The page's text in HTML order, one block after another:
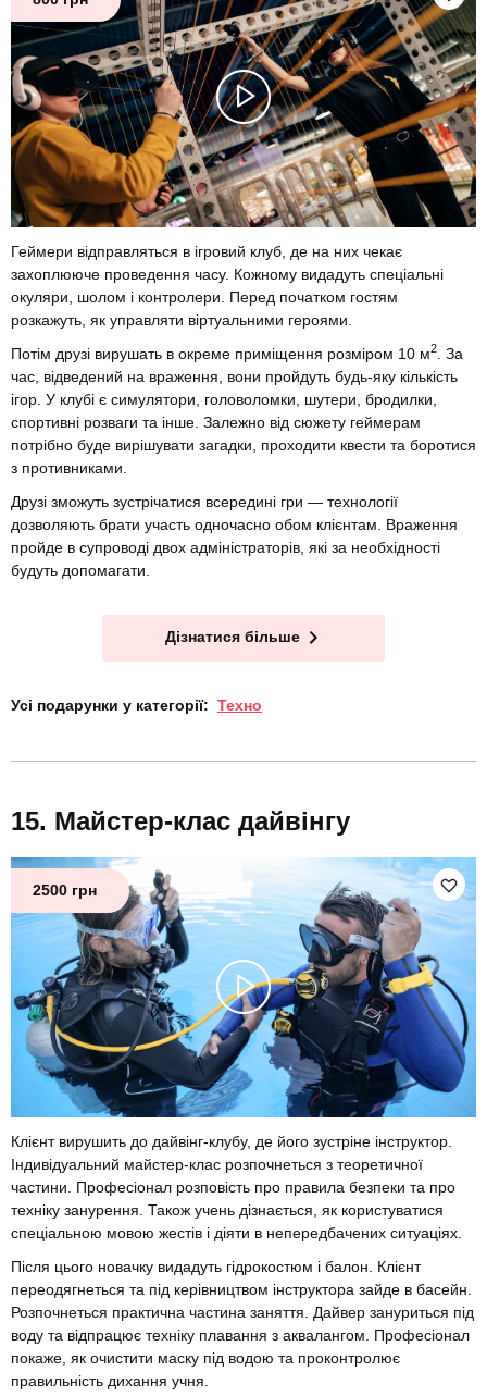
Геймери відправляться в ігровий клуб, де на них чекає
захоплююче проведення часу. Кожному видадуть спеціальні
окуляри, шолом і контролери. Перед початком гостям
розкажуть, як управляти віртуальними героями.
Потім друзі вирушать в окреме приміщення розміром 10 м2
. За
час, відведений на враження, вони пройдуть будь-яку кількість
ігор. У клубі є симулятори, головоломки, шутери, бродилки,
спортивні розваги та інше. Залежно від сюжету геймерам
потрібно буде вирішувати загадки, проходити квести та боротися
з противниками.
Друзі зможуть зустрічатися всередині гри — технології
дозволяють брати участь одночасно обом клієнтам. Враження
пройде в супроводі двох адміністраторів, які за необхідності
будуть допомагати.
Дізнатися більше
Усі подарунки у категорії: Техно
Майстер-клас дайвінгу
2500 грн
Клієнт вирушить до дайвінг-клубу, де його зустріне інструктор.
Індивідуальний майстер-клас розпочнеться з теоретичної
частини. Професіонал розповість про правила безпеки та про
техніку занурення. Також учень дізнається, як користуватися
спеціальною мовою жестів і діяти в непередбачених ситуаціях.
Після цього новачку видадуть гідрокостюм і балон. Клієнт
переодягнеться та під керівництвом інструктора зайде в басейн.
Розпочнеться практична частина заняття. Дайвер зануриться під
воду та відпрацює техніку плавання з аквалангом. Професіонал
покаже, як очистити маску під водою та проконтролює
правильність дихання учня.